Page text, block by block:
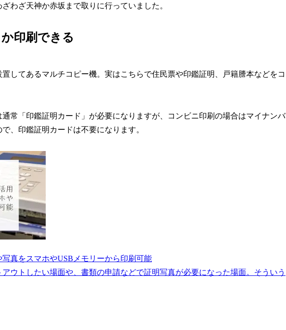
わざ天神か赤坂まで取りに行っていました。
印刷できる
してあるマルチコピー機。実はこちらで住民票や印鑑証明、戸籍謄本などをコ
常「印鑑証明カード」が必要になりますが、コンビニ印刷の場合はマイナンバ
、印鑑証明カードは不要になります。
真をスマホやUSBメモリーから印刷可能
ウトしたい場面や、書類の申請などで証明写真が必要になった場面。そういう